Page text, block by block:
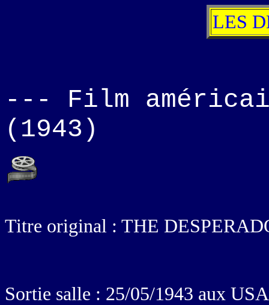
LES
--- Film américain
(1943)
Titre original : THE
Sortie salle : 25/05/1943 aux USA